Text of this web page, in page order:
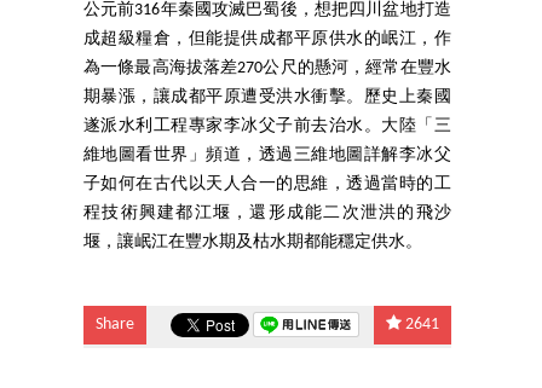
公元前316年秦國攻滅巴蜀後，想把四川盆地打造
成超級糧倉，但能提供成都平原供水的岷江，作
為一條最高海拔落差270公尺的懸河，經常在豐水
期暴漲，讓成都平原遭受洪水衝擊。歷史上秦國
遂派水利工程專家李冰父子前去治水。大陸「三
維地圖看世界」頻道，透過三維地圖詳解李冰父
子如何在古代以天人合一的思維，透過當時的工
程技術興建都江堰，還形成能二次泄洪的飛沙
堰，讓岷江在豐水期及枯水期都能穩定供水。
Share 2641